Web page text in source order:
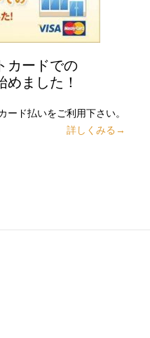
カードでの
めました！
ード払いをご利用下さい。
詳しくみる→